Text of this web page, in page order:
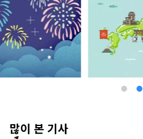
비티를 즐기는 사람들도
후지산 북쪽 기슭 가
지산의 자연을 활용한
드」, 후지산 천연수
평가를 받은 크래프
주」, 후지산 기슭
연 온천 「후지 조보
후지산 전망과 함께
많이 본 기사